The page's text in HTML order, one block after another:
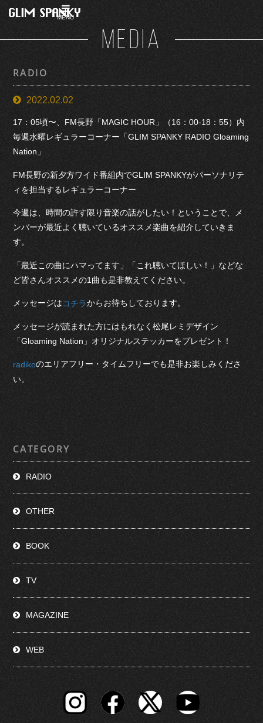
MENU
MEDIA
RADIO
2022.02.02
17：05頃〜、FM長野「MAGIC HOUR」（16：00-18：55）内
毎週水曜レギュラーコーナー「GLIM SPANKY RADIO Gloaming
Nation」
FM長野の新夕方ワイド番組内でGLIM SPANKYがパーソナリテ
ィを担当するレギュラーコーナー
今週は、時間の許す限り音楽の話がしたい！ということで、メ
ンバーが最近よく聴いているオススメ楽曲を紹介していきま
す。
「最近この曲にハマってます」「これ聴いてほしい！」などな
ど皆さんオススメの1曲も是非教えてください。
メッセージはコチラからお待ちしております。
メッセージが読まれた方にはもれなく松尾レミデザイン
「Gloaming Nation」オリジナルステッカーをプレゼント！
radikoのエリアフリー・タイムフリーでも是非お楽しみくださ
い。
CATEGORY
RADIO
OTHER
BOOK
TV
MAGAZINE
WEB